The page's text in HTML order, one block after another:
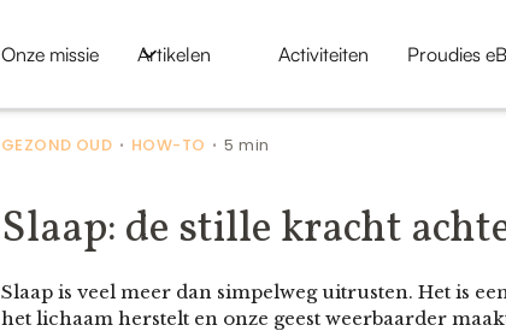
Onze missie Artikelen Activiteiten Proudies
GEZOND OUD • HOW-TO •5 min
Slaap: de stille kracht
Slaap is veel meer dan simpelweg uitrusten. Het is
het lichaam herstelt en onze geest weerbaarder